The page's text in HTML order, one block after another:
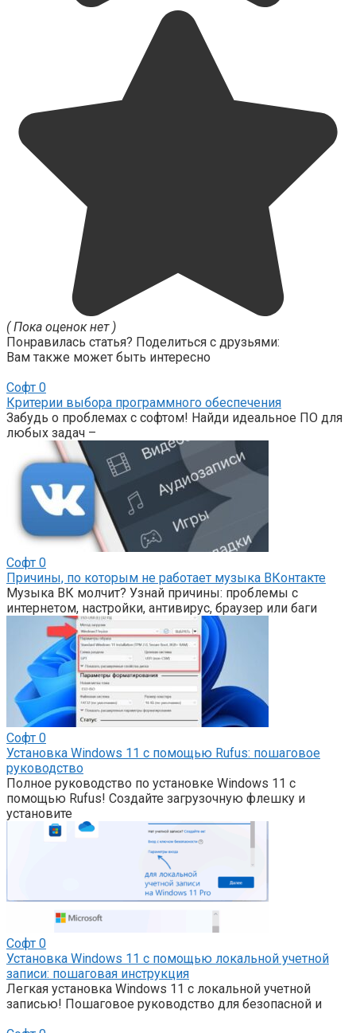
( Пока оценок нет )
Понравилась статья? Поделиться с друзьями:
Вам также может быть интересно
Софт 0
Критерии выбора программного обеспечения
Забудь о проблемах с софтом! Найди идеальное ПО для
любых задач –
Софт 0
Причины, по которым не работает музыка ВКонтакте
Музыка ВК молчит? Узнай причины: проблемы с
интернетом, настройки, антивирус, браузер или баги
Софт 0
Установка Windows 11 с помощью Rufus: пошаговое
руководство
Полное руководство по установке Windows 11 с
помощью Rufus! Создайте загрузочную флешку и
установите
Софт 0
Установка Windows 11 с помощью локальной учетной
записи: пошаговая инструкция
Легкая установка Windows 11 с локальной учетной
записью! Пошаговое руководство для безопасной и